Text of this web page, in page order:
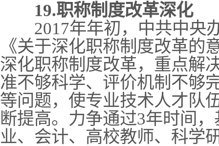
19.职称制度改革深化
2017年年初，中共中央
《关于深化职称制度改革的
深化职称制度改革，重点解
准不够科学、评价机制不够
等问题，使专业技术人才队
断提高。力争通过3年时间
业、会计、高校教师、科学